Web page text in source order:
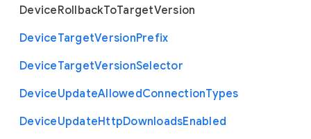
DeviceRollbackToTargetVersion
DeviceTargetVersionPrefix
DeviceTargetVersionSelector
DeviceUpdateAllowedConnectionTypes
DeviceUpdateHttpDownloadsEnabled